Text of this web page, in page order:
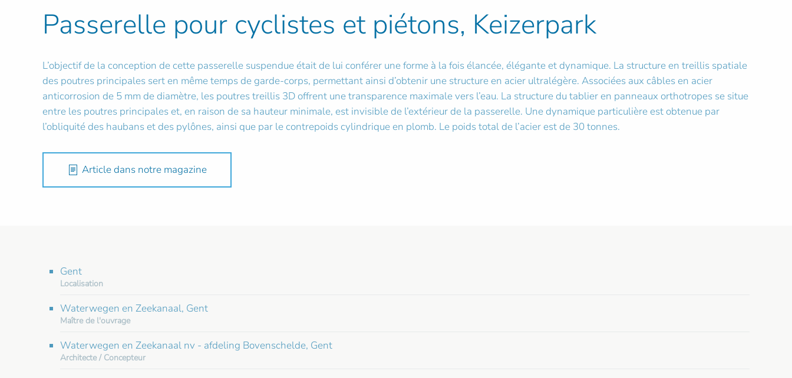
Passerelle pour cyclistes et piétons, Keizerpark
L’objectif de la conception de cette passerelle suspendue était de lui conférer une forme à la fois élancée, élégante et dynamique. La structure en treillis spatiale
des poutres principales sert en même temps de garde-corps, permettant ainsi d’obtenir une structure en acier ultralégère. Associées aux câbles en acier
anticorrosion de 5 mm de diamètre, les poutres treillis 3D offrent une transparence maximale vers l’eau. La structure du tablier en panneaux orthotropes se situe
entre les poutres principales et, en raison de sa hauteur minimale, est invisible de l’extérieur de la passerelle. Une dynamique particulière est obtenue par
l’obliquité des haubans et des pylônes, ainsi que par le contrepoids cylindrique en plomb. Le poids total de l’acier est de 30 tonnes.
Article dans notre magazine
Gent
Localisation
Waterwegen en Zeekanaal, Gent
Maître de l'ouvrage
Waterwegen en Zeekanaal nv - afdeling Bovenschelde, Gent
Architecte / Concepteur